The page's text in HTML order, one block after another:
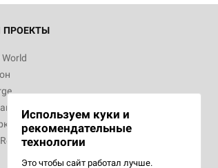
Используем куки и
рекомендательные
технологии
Это чтобы сайт работал лучше.